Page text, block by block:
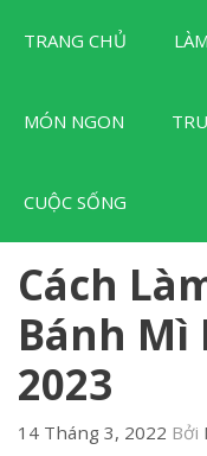
đến
dung
TRANG CHỦ
MÓN NGON
CUỘC SỐNG
Cách
Bánh Mì
2023
14 Tháng 3, 2022 Bởi